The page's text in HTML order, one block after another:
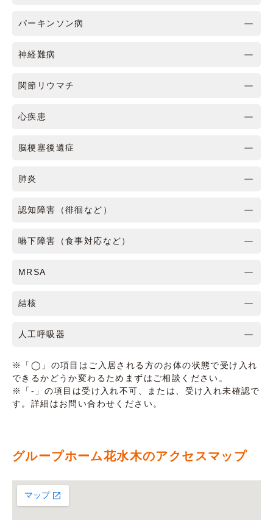
パーキンソン病
神経難病
関節リウマチ
心疾患
脳梗塞後遺症
肺炎
認知障害（徘徊など）
嚥下障害（食事対応など）
MRSA
結核
人工呼吸器
※「◯」の項目はご入居される方のお体の状態で受け入れ
できるかどうか変わるためまずはご相談ください。
※「-」の項目は受け入れ不可、または、受け入れ未確認で
す。詳細はお問い合わせください。
グループホーム花水木のアクセスマップ